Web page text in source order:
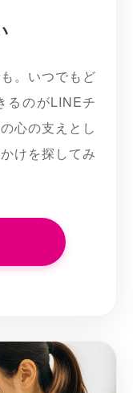
。いつでもど
るのがLINEチ
心の支えとし
けを探してみ